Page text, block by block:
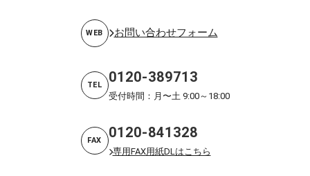
WEB お問い合わせフォーム
TEL 0120-389713
受付時間：月〜土 9:00～18:00
FAX 0120-841328
専用FAX用紙DLはこちら